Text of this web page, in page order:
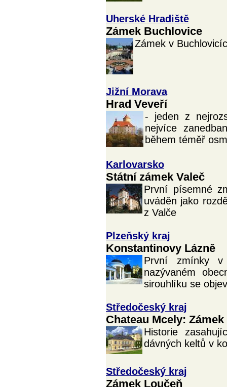
Uherské Hradiště
Zámek Buchlovice
Zámek v
Jižní Morava
Hrad Veveří
- jeden z
nejvíce
během téměř
Karlovarsko
Státní zámek Valeč
První písemné
uváděn jako
z Valče
Plzeňský kraj
Konstantinovy Lázně
První zmínky v
nazývaném
sirouhlíku se
Středočeský kraj
Chateau Mcely:
Historie
dávných keltů v
Středočeský kraj
Zámek Loučeň